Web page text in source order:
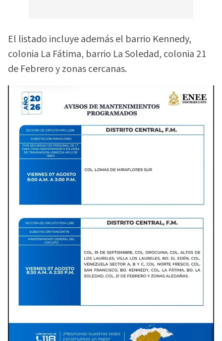
El listado incluye además el barrio Kennedy,
colonia La Fátima, barrio La Soledad, colonia 21
de Febrero y zonas cercanas.